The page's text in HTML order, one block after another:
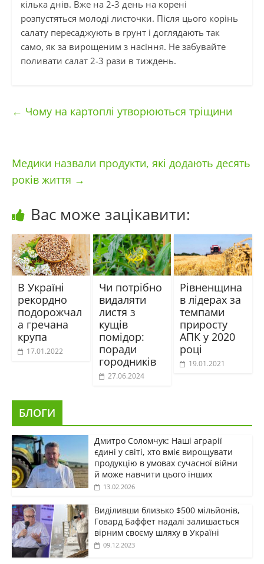
кілька днів. Вже на 2-3 день на корені
розпустяться молоді листочки. Після цього корінь
салату пересаджують в грунт і доглядають так
само, як за вирощеним з насіння. Не забувайте
поливати салат 2-3 рази в тиждень.
← Чому на картоплі утворюються тріщини
Медики назвали продукти, які додають десять
років життя →
Вас може зацікавити:
В Україні
рекордно
подорожчал
а гречана
крупа
17.01.2022
Чи потрібно
видаляти
листя з
кущів
помідор:
поради
городників
27.06.2024
Рівненщина
в лідерах за
темпами
приросту
АПК у 2020
році
19.01.2021
БЛОГИ
Дмитро Соломчук: Наші аграрії
єдині у світі, хто вміє вирощувати
продукцію в умовах сучасної війни
й може навчити цього інших
13.02.2026
Виділивши близько $500 мільйонів,
Говард Баффет надалі залишається
вірним своєму шляху в Україні
09.12.2023